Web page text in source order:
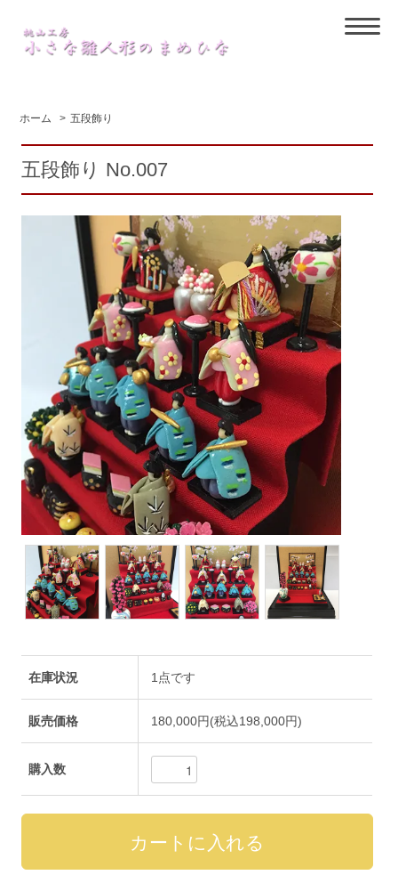
ホーム > 五段飾り
五段飾り No.007
在庫状況 1点です
販売価格 180,000円(税込198,000円)
購入数